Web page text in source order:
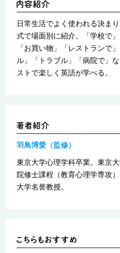
日常生活でよく使われる決ま
式で場面別に紹介。「学校で」
「お買い物」「レストランで
ル」「トラブル」「病院で」
ストで楽しく英語が学べる。
羽鳥博愛（監修）
東京大学心理学科卒業。東京
院修士課程（教育心理学専攻
大学名誉教授。